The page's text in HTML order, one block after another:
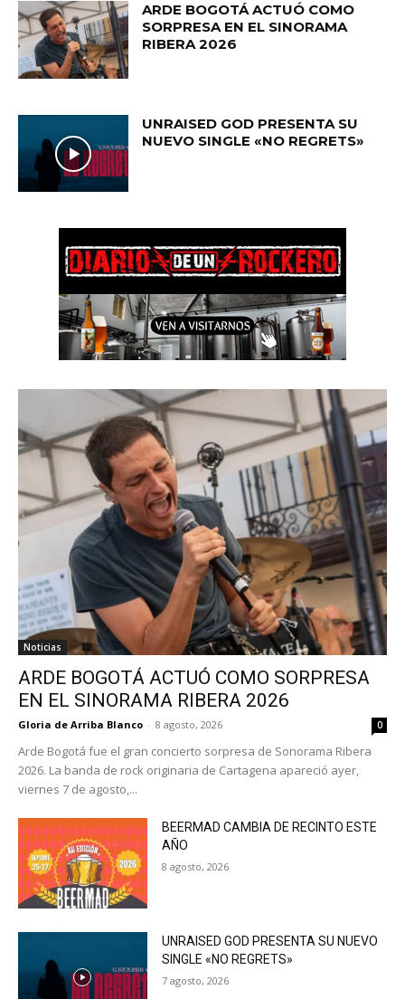
ARDE BOGOTÁ ACTUÓ COMO
SORPRESA EN EL SINORAMA
RIBERA 2026
UNRAISED GOD PRESENTA SU
NUEVO SINGLE «NO REGRETS»
Noticias
ARDE BOGOTÁ ACTUÓ COMO SORPRESA
EN EL SINORAMA RIBERA 2026
Gloria de Arriba Blanco - 8 agosto, 2026 0
Arde Bogotá fue el gran concierto sorpresa de Sonorama Ribera
2026. La banda de rock originaria de Cartagena apareció ayer,
viernes 7 de agosto,...
BEERMAD CAMBIA DE RECINTO ESTE
AÑO
8 agosto, 2026
UNRAISED GOD PRESENTA SU NUEVO
SINGLE «NO REGRETS»
7 agosto, 2026